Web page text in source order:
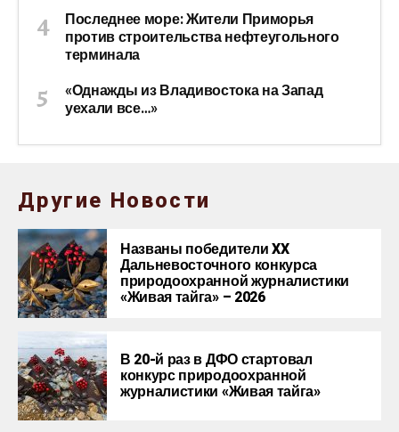
Последнее море: Жители Приморья
против строительства нефтеугольного
терминала
«Однажды из Владивостока на Запад
уехали все…»
Другие Новости
Названы победители XX
Дальневосточного конкурса
природоохранной журналистики
«Живая тайга» – 2026
В 20-й раз в ДФО стартовал
конкурс природоохранной
журналистики «Живая тайга»